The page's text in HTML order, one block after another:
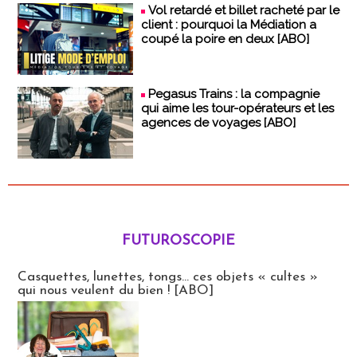
Vol retardé et billet racheté par le
client : pourquoi la Médiation a
coupé la poire en deux [ABO]
Pegasus Trains : la compagnie
qui aime les tour-opérateurs et les
agences de voyages [ABO]
FUTUROSCOPIE
Casquettes, lunettes, tongs... ces objets « cultes »
qui nous veulent du bien ! [ABO]